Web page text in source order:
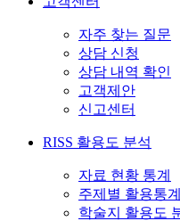
자주 찾는 질문
상담 신청
상담 내역 확인
고객제안
신고센터
RISS 활용도 분석
자료 현황 통계
주제별 활용통
학술지 활용도